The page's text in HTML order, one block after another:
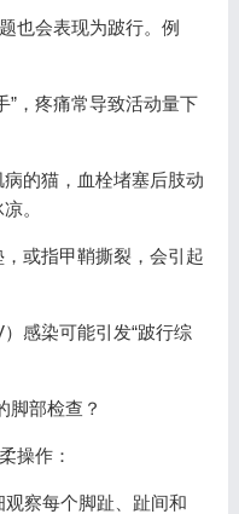
也会表现为跛行。例
”，疼痛常导致活动量下
的猫，血栓堵塞后肢动
。
或指甲鞘撕裂，会引起
感染可能引发“跛行综
脚部检查？
操作：
察每个脚趾、趾间和